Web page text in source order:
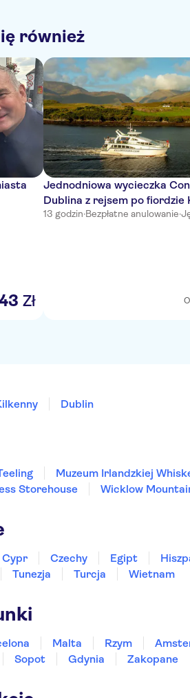
również
Zł
Jednodniowa wycieczka
Dublina z rejsem po fiordzie
Galway
13 godzin·Bezpłatne anulowanie·
Dublin
Muzeum Irlandzkiej
Storehouse Wicklow
Cypr Czechy Egipt
Tunezja Turcja
Wietnam
Malta Rzym
Sopot Gdynia
Zakopane